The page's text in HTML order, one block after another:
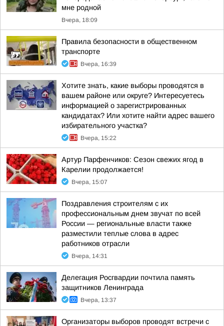
мне родной
Вчера, 18:09
Правила безопасности в общественном
транспорте
Вчера, 16:39
Хотите знать, какие выборы проводятся в
вашем районе или округе? Интересуетесь
информацией о зарегистрированных
кандидатах? Или хотите найти адрес вашего
избирательного участка?
Вчера, 15:22
Артур Парфенчиков: Сезон свежих ягод в
Карелии продолжается!
Вчера, 15:07
Поздравления строителям с их
профессиональным днем звучат по всей
России — региональные власти также
разместили теплые слова в адрес
работников отрасли
Вчера, 14:31
Делегация Росгвардии почтила память
защитников Ленинграда
Вчера, 13:37
Организаторы выборов проводят встречи с